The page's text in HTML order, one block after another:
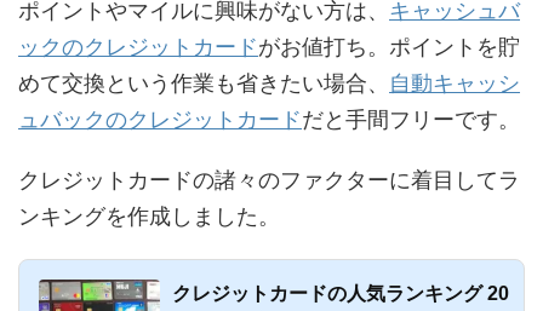
ポイントやマイルに興味がない方は、 キャッシュバ
ックのクレジットカードがお値打ち。ポイントを貯
めて交換という作業も省きたい場合、 自動キャッシ
ュバックのクレジットカードだと手間フリーです。
クレジットカードの諸々のファクターに着目してラ
ンキングを作成しました。
クレジットカードの人気ランキング 20